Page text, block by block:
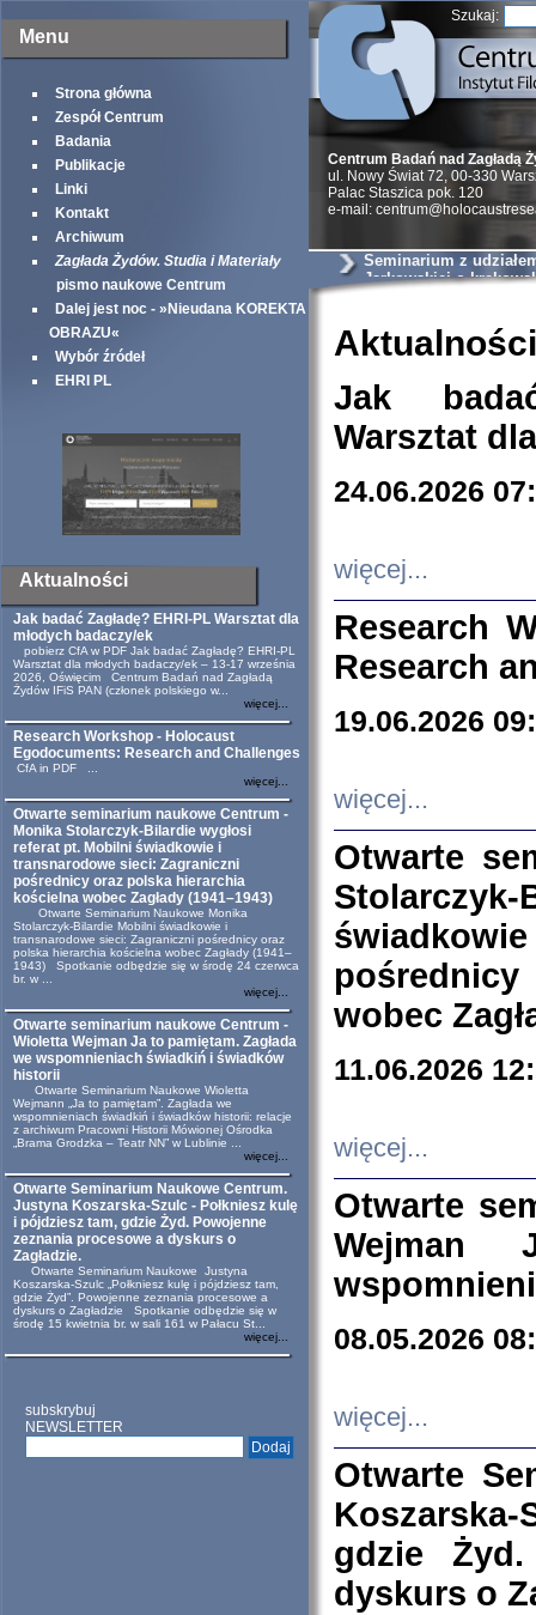
Menu
Strona główna
Zespół Centrum
Badania
Publikacje
Linki
Kontakt
Archiwum
Zagłada Żydów. Studia i Materiały
pismo naukowe Centrum
Dalej jest noc - »Nieudana KOREKTA
OBRAZU«
Wybór źródeł
EHRI PL
Aktualności
Jak badać Zagładę? EHRI-PL Warsztat dla
młodych badaczy/ek
pobierz CfA w PDF Jak badać Zagładę? EHRI-PL
Warsztat dla młodych badaczy/ek – 13-17 września
2026, Oświęcim Centrum Badań nad Zagładą
Żydów IFiS PAN (członek polskiego w...
więcej...
Research Workshop - Holocaust
Egodocuments: Research and Challenges
CfA in PDF ...
więcej...
Otwarte seminarium naukowe Centrum -
Monika Stolarczyk-Bilardie wygłosi
referat pt. Mobilni świadkowie i
transnarodowe sieci: Zagraniczni
pośrednicy oraz polska hierarchia
kościelna wobec Zagłady (1941–1943)
Otwarte Seminarium Naukowe Monika
Stolarczyk-Bilardie Mobilni świadkowie i
transnarodowe sieci: Zagraniczni pośrednicy oraz
polska hierarchia kościelna wobec Zagłady (1941–
1943) Spotkanie odbędzie się w środę 24 czerwca
br. w ...
więcej...
Otwarte seminarium naukowe Centrum -
Wioletta Wejman Ja to pamiętam. Zagłada
we wspomnieniach świadkiń i świadków
historii
Otwarte Seminarium Naukowe Wioletta
Wejmann „Ja to pamiętam”. Zagłada we
wspomnieniach świadkiń i świadków historii: relacje
z archiwum Pracowni Historii Mówionej Ośrodka
„Brama Grodzka – Teatr NN” w Lublinie ...
więcej...
Otwarte Seminarium Naukowe Centrum.
Justyna Koszarska-Szulc - Połkniesz kulę
i pójdziesz tam, gdzie Żyd. Powojenne
zeznania procesowe a dyskurs o
Zagładzie.
Otwarte Seminarium Naukowe Justyna
Koszarska-Szulc „Połkniesz kulę i pójdziesz tam,
gdzie Żyd”. Powojenne zeznania procesowe a
dyskurs o Zagładzie Spotkanie odbędzie się w
środę 15 kwietnia br. w sali 161 w Pałacu St...
więcej...
subskrybuj
NEWSLETTER
Szukaj:
Centrum Badań nad Zagładą
ul. Nowy Świat 72, 00-330
Palac Staszica pok. 120
e-mail:
Seminarium z
Jarkowskiej o
Aktualności
Jak
Warsztat
24.06.2026
więcej...
Research
Research
19.06.2026
więcej...
Otwarte
wobec
11.06.2026
więcej...
Otwarte
Wejman
08.05.2026
więcej...
Otwarte
Koszarska-
gdzie
dyskurs o